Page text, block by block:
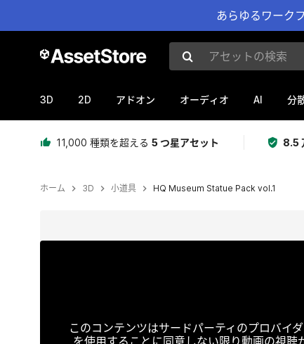
あらゆるワーク
アセットの検索
3D 2D アドオン オーディオ AI 分
11,000 種類を超える 5 つ星アセット 8.5
ホーム 3D 小道具 HQ Museum Statue Pack vol.1
このコンテンツはサードパーティのプロバイ